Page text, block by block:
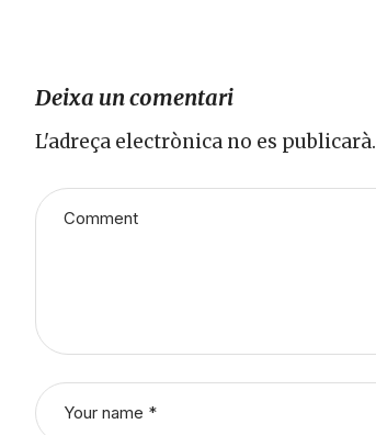
Deixa un comentari
L'adreça electrònica no es publicarà.